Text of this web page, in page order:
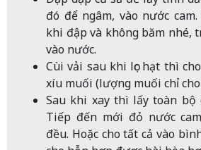
đó để ngâm, vào nước
khi đập và không băm nhé,
vào nước.
Cùi vải sau khi lọc hạt thì
xíu muối (lượng muối chỉ
Sau khi xay thì lấy toàn bộ
Tiếp đến mới đỏ nước
đều. Hoặc cho tất cả vào